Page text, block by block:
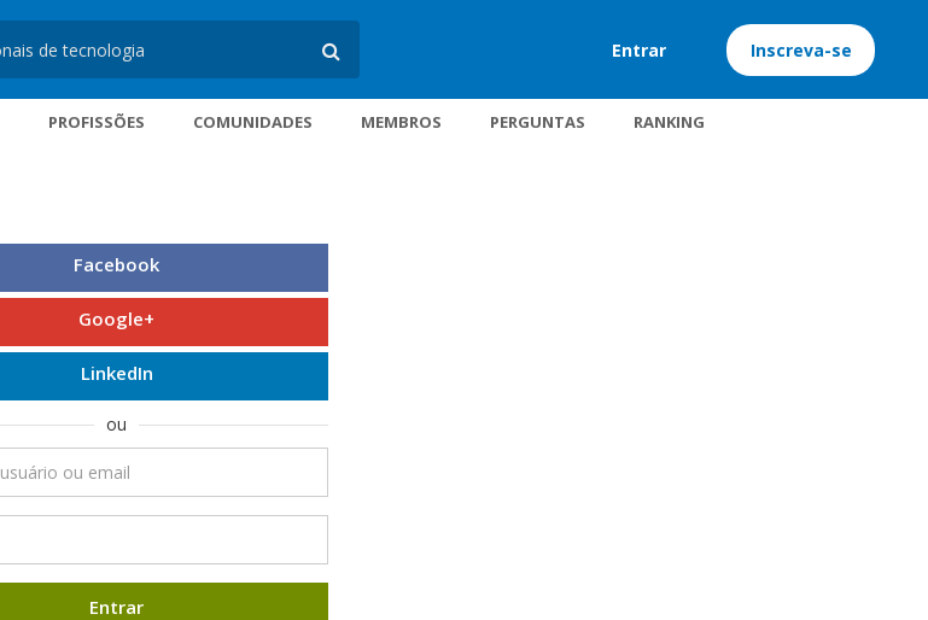
Entrar Inscreva-se
PROFISSÕES COMUNIDADES MEMBROS PERGUNTAS RANKING
Facebook
Google+
LinkedIn
ou
Entrar